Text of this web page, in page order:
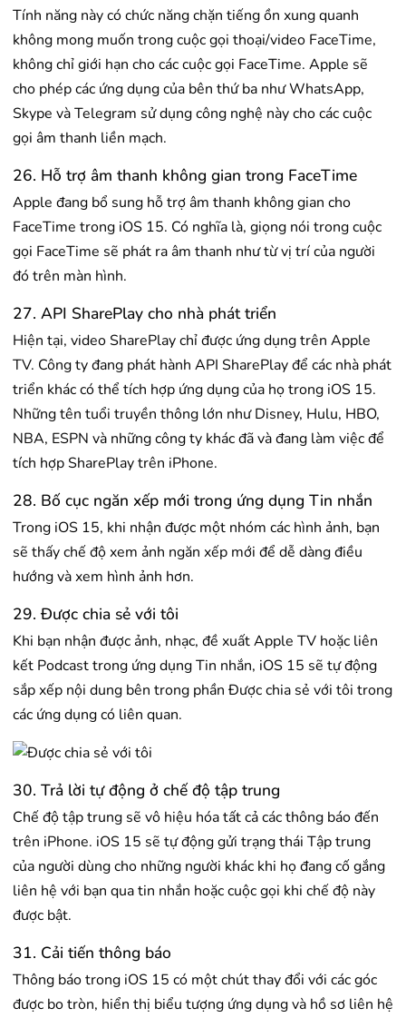
Tính năng này có chức năng chặn tiếng ồn xung quanh
không mong muốn trong cuộc gọi thoại/video FaceTime,
không chỉ giới hạn cho các cuộc gọi FaceTime. Apple sẽ
cho phép các ứng dụng của bên thứ ba như WhatsApp,
Skype và Telegram sử dụng công nghệ này cho các cuộc
gọi âm thanh liền mạch.
26. Hỗ trợ âm thanh không gian trong FaceTime
Apple đang bổ sung hỗ trợ âm thanh không gian cho
FaceTime trong iOS 15. Có nghĩa là, giọng nói trong cuộc
gọi FaceTime sẽ phát ra âm thanh như từ vị trí của người
đó trên màn hình.
27. API SharePlay cho nhà phát triển
Hiện tại, video SharePlay chỉ được ứng dụng trên Apple
TV. Công ty đang phát hành API SharePlay để các nhà phát
triển khác có thể tích hợp ứng dụng của họ trong iOS 15.
Những tên tuổi truyền thông lớn như Disney, Hulu, HBO,
NBA, ESPN và những công ty khác đã và đang làm việc để
tích hợp SharePlay trên iPhone.
28. Bố cục ngăn xếp mới trong ứng dụng Tin nhắn
Trong iOS 15, khi nhận được một nhóm các hình ảnh, bạn
sẽ thấy chế độ xem ảnh ngăn xếp mới để dễ dàng điều
hướng và xem hình ảnh hơn.
29. Được chia sẻ với tôi
Khi bạn nhận được ảnh, nhạc, đề xuất Apple TV hoặc liên
kết Podcast trong ứng dụng Tin nhắn, iOS 15 sẽ tự động
sắp xếp nội dung bên trong phần Được chia sẻ với tôi trong
các ứng dụng có liên quan.
30. Trả lời tự động ở chế độ tập trung
Chế độ tập trung sẽ vô hiệu hóa tất cả các thông báo đến
trên iPhone. iOS 15 sẽ tự động gửi trạng thái Tập trung
của người dùng cho những người khác khi họ đang cố gắng
liên hệ với bạn qua tin nhắn hoặc cuộc gọi khi chế độ này
được bật.
31. Cải tiến thông báo
Thông báo trong iOS 15 có một chút thay đổi với các góc
được bo tròn, hiển thị biểu tượng ứng dụng và hồ sơ liên hệ